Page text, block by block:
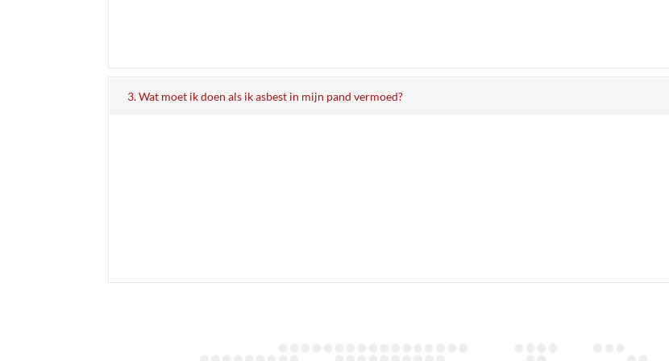
3. Wat moet ik doen als ik asbest in mijn pand vermoed?